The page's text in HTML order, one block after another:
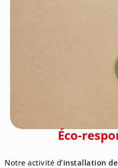
Éco-
Notre activité d’installation